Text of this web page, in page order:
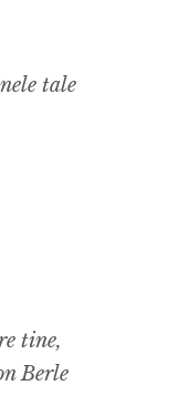
tale
tine,
Berle